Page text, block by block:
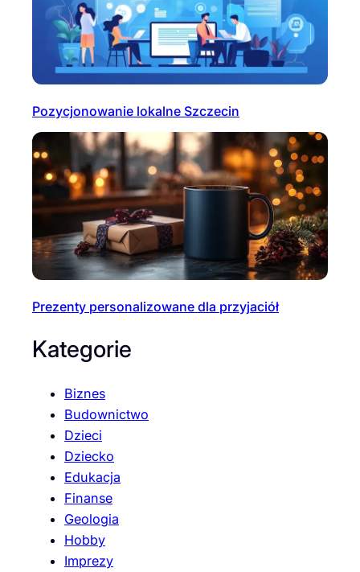
Pozycjonowanie lokalne Szczecin
Prezenty personalizowane dla przyjaciół
Kategorie
Biznes
Budownictwo
Dzieci
Dziecko
Edukacja
Finanse
Geologia
Hobby
Imprezy